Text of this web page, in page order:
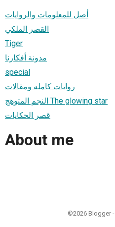
أصل للمعلومات والروايات
القصر الملكي
Tiger
مدونة أفكارنا
special
روايات كامله ومقالات
النجم المتوهج The glowing star
قصر الحكايات
About me
©2026 Blogger -